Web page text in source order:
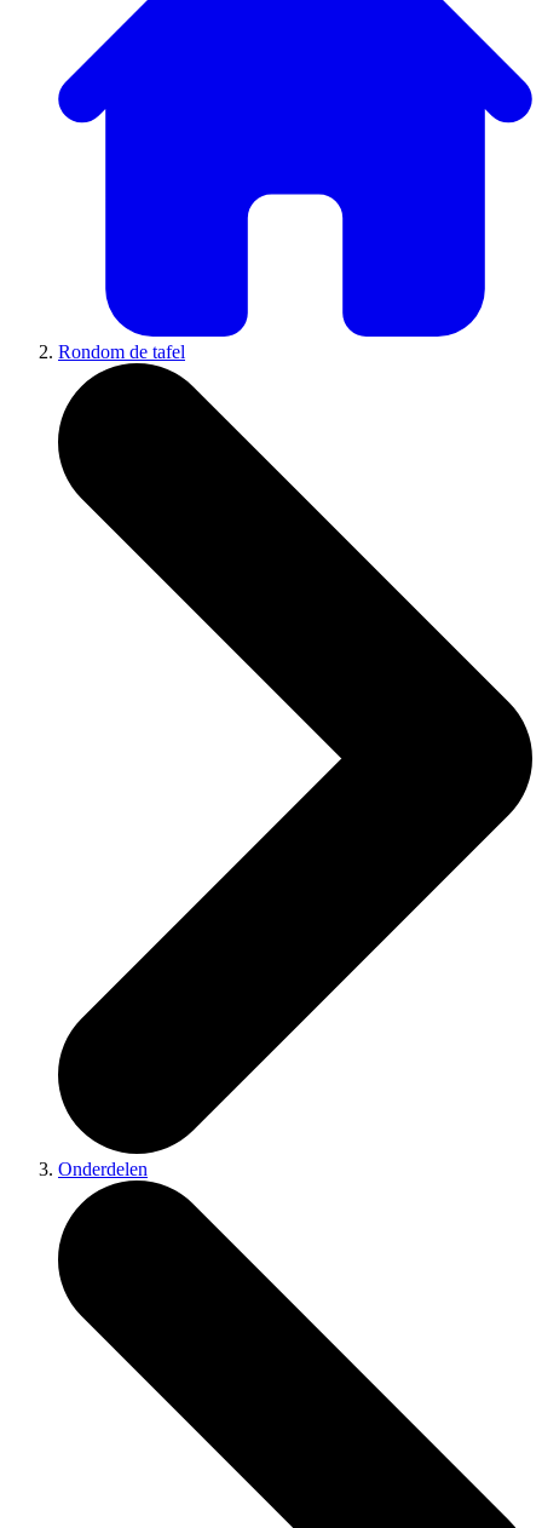
Rondom de tafel
Onderdelen